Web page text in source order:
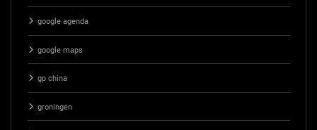
google agenda
google maps
gp china
groningen